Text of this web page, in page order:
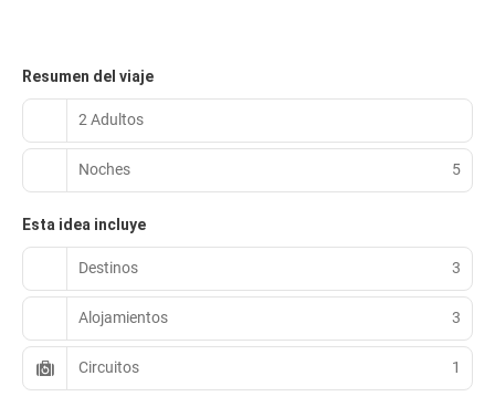
Resumen del viaje
2 Adultos
Noches 5
Esta idea incluye
Destinos 3
Alojamientos 3
Circuitos 1